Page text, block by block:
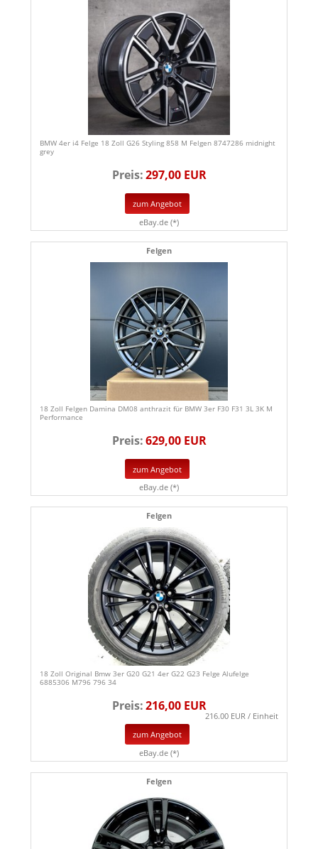
BMW 4er i4 Felge 18 Zoll G26 Styling 858 M Felgen 8747286 midnight
grey
Preis:297,00 EUR
zum Angebot
eBay.de (*)
Felgen
18 Zoll Felgen Damina DM08 anthrazit für BMW 3er F30 F31 3L 3K M
Performance
Preis:629,00 EUR
zum Angebot
eBay.de (*)
Felgen
18 Zoll Original Bmw 3er G20 G21 4er G22 G23 Felge Alufelge
6885306 M796 796 34
Preis:216,00 EUR
216.00 EUR / Einheit
zum Angebot
eBay.de (*)
Felgen